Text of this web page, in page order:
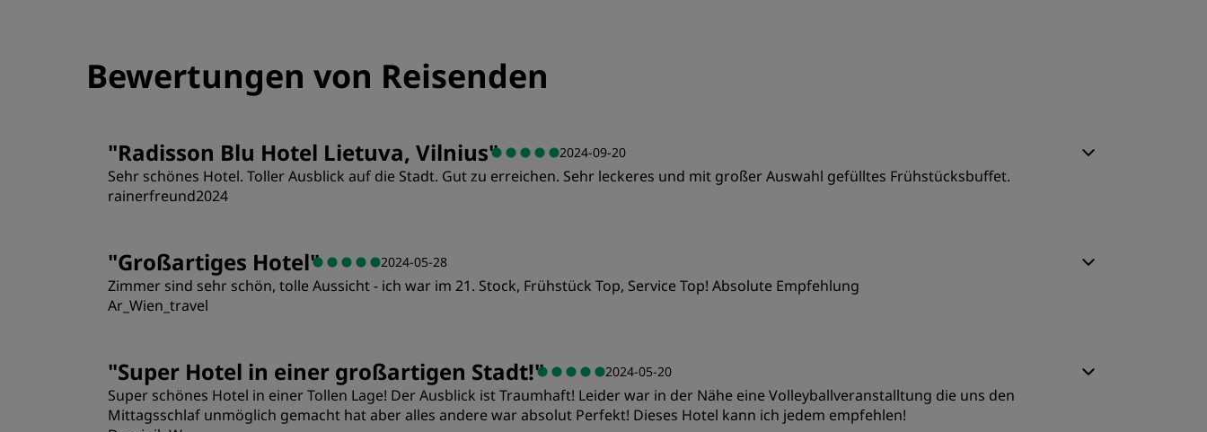
Bewertungen von Reisenden
"Radisson Blu Hotel Lietuva, Vilnius" 2024-09-20
Sehr schönes Hotel. Toller Ausblick auf die Stadt. Gut zu erreichen. Sehr leckeres und mit großer Auswahl gefülltes Frühstücksbuffet.
rainerfreund2024
Lage Service
"Großartiges Hotel" 2024-05-28
Zimmer sind sehr schön, tolle Aussicht - ich war im 21. Stock, Frühstück Top, Service Top! Absolute Empfehlung
Ar_Wien_travel
Lage Sauberkeit Service
"Super Hotel in einer großartigen Stadt!" 2024-05-20
Super schönes Hotel in einer Tollen Lage! Der Ausblick ist Traumhaft! Leider war in der Nähe eine Volleyballveranstalltung die uns den
Mittagsschlaf unmöglich gemacht hat aber alles andere war absolut Perfekt! Dieses Hotel kann ich jedem empfehlen!